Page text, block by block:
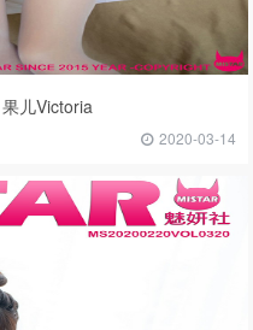
儿Victoria
2020-03-14